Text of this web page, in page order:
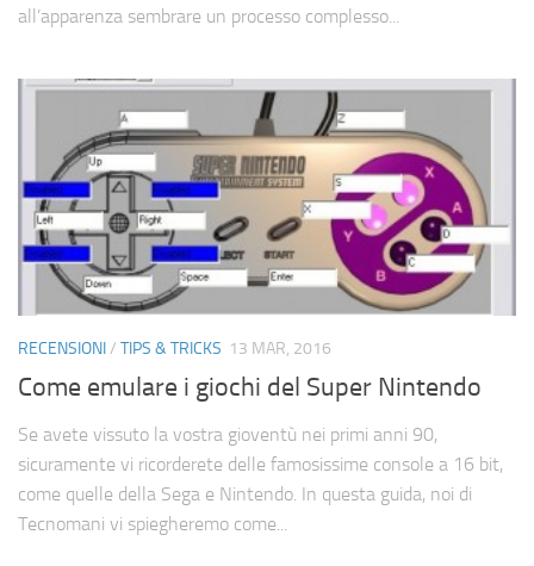
all’apparenza sembrare un processo complesso...
RECENSIONI/ TIPS & TRICKS 13 MAR, 2016
Come emulare i giochi del Super Nintendo
Se avete vissuto la vostra gioventù nei primi anni 90,
sicuramente vi ricorderete delle famosissime console a 16 bit,
come quelle della Sega e Nintendo. In questa guida, noi di
Tecnomani vi spiegheremo come...